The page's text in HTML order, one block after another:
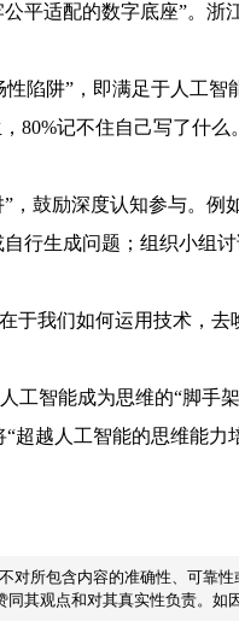
平适配的数字底座”。浙
陷阱”，即满足于人工智
80%记不住自己写了什么
，鼓励深度认知参与。例
行生成问题；组织小组
于我们如何运用技术，
智能成为思维的“脚手
超越人工智能的思维能力
对所包含内容的准确性、可靠
其观点和对其真实性负责。如